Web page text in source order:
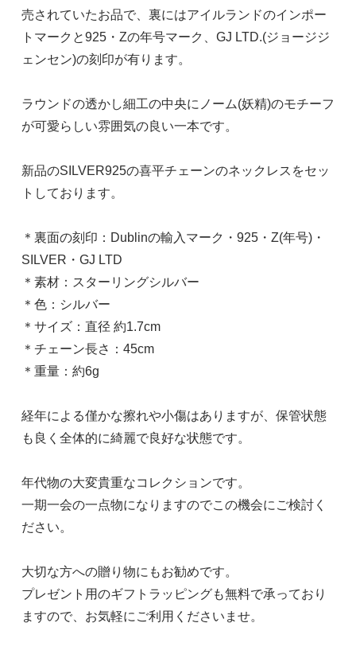
売されていたお品で、裏にはアイルランドのインポー
トマークと925・Zの年号マーク、GJ LTD.(ジョージジ
ェンセン)の刻印が有ります。
ラウンドの透かし細工の中央にノーム(妖精)のモチーフ
が可愛らしい雰囲気の良い一本です。
新品のSILVER925の喜平チェーンのネックレスをセッ
トしております。
＊裏面の刻印：Dublinの輸入マーク・925・Z(年号)・
SILVER・GJ LTD
＊素材：スターリングシルバー
＊色：シルバー
＊サイズ：直径 約1.7cm
＊チェーン長さ：45cm
＊重量：約6g
経年による僅かな擦れや小傷はありますが、保管状態
も良く全体的に綺麗で良好な状態です。
年代物の大変貴重なコレクションです。
一期一会の一点物になりますのでこの機会にご検討く
ださい。
大切な方への贈り物にもお勧めです。
プレゼント用のギフトラッピングも無料で承っており
ますので、お気軽にご利用くださいませ。